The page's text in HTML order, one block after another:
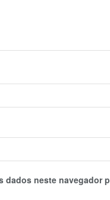
dados neste navegador